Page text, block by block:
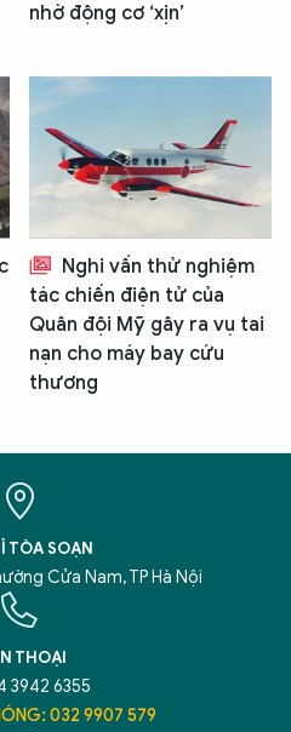
nhờ động cơ ‘xịn’
Nghi vấn thử nghiệm
tác chiến điện tử của
Quân đội Mỹ gây ra vụ tai
nạn cho máy bay cứu
thương
TÒA SOẠN
Cửa Nam, TP Hà Nội
THOẠI
3942 6355
032 9907 579